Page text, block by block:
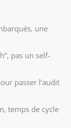
une
pas un self-
passer l’audit
temps de cycle